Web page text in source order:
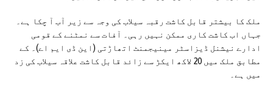
ملک کا بیشتر قابل کاشت رقبہ سیلاب کی وجہ سے زیر آب آ چکا ہے۔
جہاں اب کاشت کاری ممکن نہیں رہی۔ آفات سے نمٹنے کے قومی
ادارے نیشنل ڈیزاسٹر مینیجمنٹ اتھاڑتی (این ڈی ایم اے)۔ کے
مطابق ملک میں 20 لاکھ ایکڑ سے زائد قابل کاشت علاقہ سیلاب کی زد
میں ہے۔